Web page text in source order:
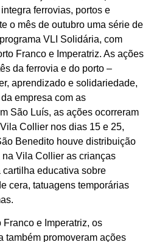
ferrovias, portos e
o mês de outubro uma série de
VLI Solidária, com
Franco e Imperatriz. As ações
da ferrovia e do porto –
aprendizado e solidariedade,
empresa com as
São Luís, as ações ocorreram
Collier nos dias 15 e 25,
Benedito houve distribuição
Vila Collier as crianças
cartilha educativa sobre
cera, tatuagens temporárias
e Imperatriz, os
também promoveram ações